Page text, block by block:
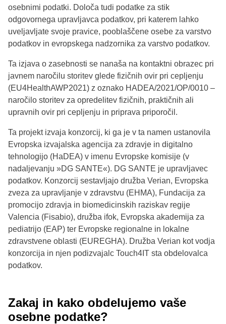
osebnimi podatki. Določa tudi podatke za stik
odgovornega upravljavca podatkov, pri katerem lahko
uveljavljate svoje pravice, pooblaščene osebe za varstvo
podatkov in evropskega nadzornika za varstvo podatkov.
Ta izjava o zasebnosti se nanaša na kontaktni obrazec pri
javnem naročilu storitev glede fizičnih ovir pri cepljenju
(EU4HealthAWP2021) z oznako HADEA/2021/OP/0010 –
naročilo storitev za opredelitev fizičnih, praktičnih ali
upravnih ovir pri cepljenju in priprava priporočil.
Ta projekt izvaja konzorcij, ki ga je v ta namen ustanovila
Evropska izvajalska agencija za zdravje in digitalno
tehnologijo (HaDEA) v imenu Evropske komisije (v
nadaljevanju »DG SANTE«). DG SANTE je upravljavec
podatkov. Konzorcij sestavljajo družba Verian, Evropska
zveza za upravljanje v zdravstvu (EHMA), Fundacija za
promocijo zdravja in biomedicinskih raziskav regije
Valencia (Fisabio), družba ifok, Evropska akademija za
pediatrijo (EAP) ter Evropske regionalne in lokalne
zdravstvene oblasti (EUREGHA). Družba Verian kot vodja
konzorcija in njen podizvajalc Touch4IT sta obdelovalca
podatkov.
Zakaj in kako obdelujemo vaše
osebne podatke?